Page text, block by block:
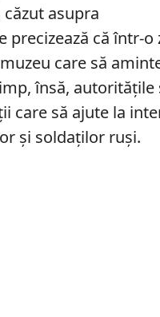
asupra
că într-o
care să
însă, autoritățile
care să ajute la
și soldaților ruși.